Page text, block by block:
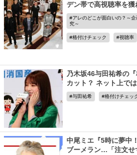
デン帯で高視聴率を
アレのどこが面白いの？～
究～
格付けチェック 視聴率
乃木坂46与田祐希の
カット？ ネット上で
与田祐希 格付けチェッ
中尾ミエ『5時に夢中
ブーメラン…「注文せ